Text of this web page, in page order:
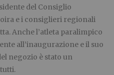
del Consiglio
e i consiglieri regionali
Anche l’atleta paralimpico
all’inaugurazione e il suo
negozio è stato un